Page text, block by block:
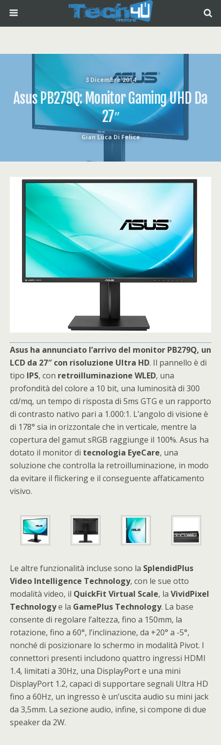
3 Dicembre 2014
Asus PB279Q: Monitor Gaming UHD Da
27″
Gian Luca Di Felice
Asus ha annunciato l’arrivo del monitor PB279Q, un
LCD da 27″ con risoluzione Ultra HD. Il pannello è di
tipo IPS, con retroilluminazione WLED, una
profondità del colore a 10 bit, una luminosità di 300
cd/mq, un tempo di risposta di 5ms GTG e un rapporto
di contrasto nativo pari a 1.000:1. L’angolo di visione è
di 178° sia in orizzontale che in verticale, mentre la
copertura del gamut sRGB raggiunge il 100%. Asus ha
dotato il monitor di tecnologia EyeCare, una
soluzione che controlla la retroilluminazione, in modo
da evitare il flickering e il conseguente affaticamento
visivo.
Le altre funzionalità incluse sono la SplendidPlus
Video Intelligence Technology, con le sue otto
modalità video, il QuickFit Virtual Scale, la VividPixel
Technologye la GamePlus Technology. La base
consente di regolare l’altezza, fino a 150mm, la
rotazione, fino a 60°, l’inclinazione, da +20° a -5°,
nonché di posizionare lo schermo in modalità Pivot. I
connettori presenti includono quattro ingressi HDMI
1.4, limitati a 30Hz, una DisplayPort e una mini
DisplayPort 1.2, capaci di supportare segnali Ultra HD
fino a 60Hz, un ingresso è un’uscita audio su mini jack
da 3,5mm. La sezione audio, infine, si compone di due
speaker da 2W.